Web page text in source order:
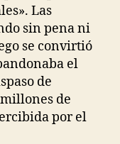
Las
sin pena ni
se convirtió
el
de
de
por el